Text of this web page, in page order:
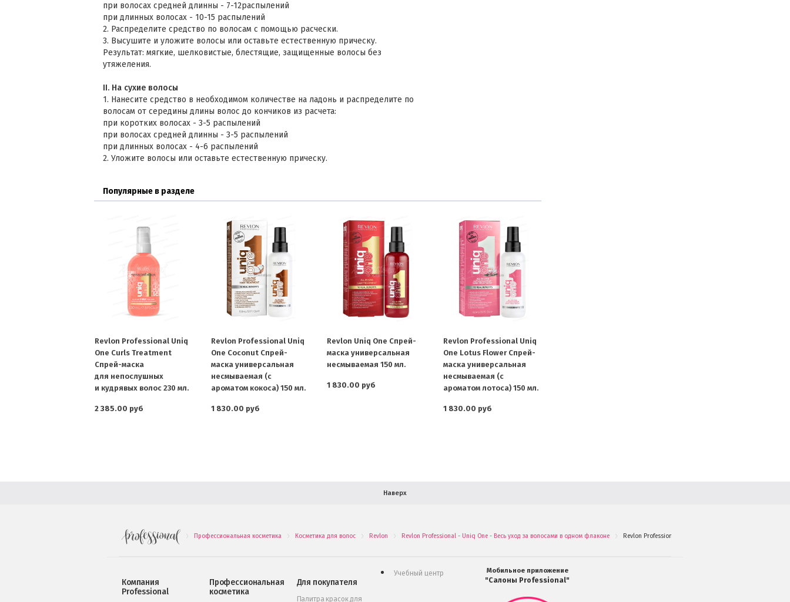
при волосах средней длинны - 7-12распылений
при длинных волосах - 10-15 распылений
2. Распределите средство по волосам с помощью расчески.
3. Высушите и уложите волосы или оставьте естественную прическу.
Результат: мягкие, шелковистые, блестящие, защищенные волосы без
утяжеления.
II. На сухие волосы
1. Нанесите средство в необходимом количестве на ладонь и распределите по
волосам от середины длины волос до кончиков из расчета:
при коротких волосах - 3-5 распылений
при волосах средней длинны - 3-5 распылений
при длинных волосах - 4-6 распылений
2. Уложите волосы или оставьте естественную прическу.
Популярные в разделе
Revlon Professional Uniq
One Curls Treatment
Cпрей-маска
для непослушных
и кудрявых волос 230 мл.
2 385.00 руб
Revlon Professional Uniq
One Coconut Спрей-
маска универсальная
несмываемая (с
ароматом кокоса) 150 мл.
1 830.00 руб
Revlon Uniq One Спрей-
маска универсальная
несмываемая 150 мл.
1 830.00 руб
Revlon Professional Uniq
One Lotus Flower Спрей-
маска универсальная
несмываемая (с
ароматом лотоса) 150 мл.
1 830.00 руб
Наверх
Профессиональная косметика Косметика для волос Revlon Revlon Professional - Uniq One - Весь уход за волосами в одном флаконе Revlon Professional Uniq One Green Tea Спрей-маска
Компания
Professional
Профессиональная
косметика
Для покупателя
Палитра красок для
Учебный центр Мобильное приложение
"Салоны Professional"